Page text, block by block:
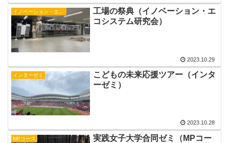
イノベーション・エコシステム研究会
工場の祭典（イノベーション・エ
コシステム研究会）
2023.10.29
インターゼミ
こどもの未来応援ツアー（インタ
ーゼミ）
2023.10.28
MPコース
実践女子大学合同ゼミ（MPコー